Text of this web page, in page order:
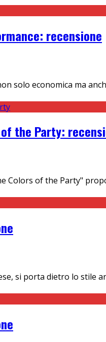
recensione
solo economica ma
the Party:
Colors of the Party"
si porta dietro lo stile